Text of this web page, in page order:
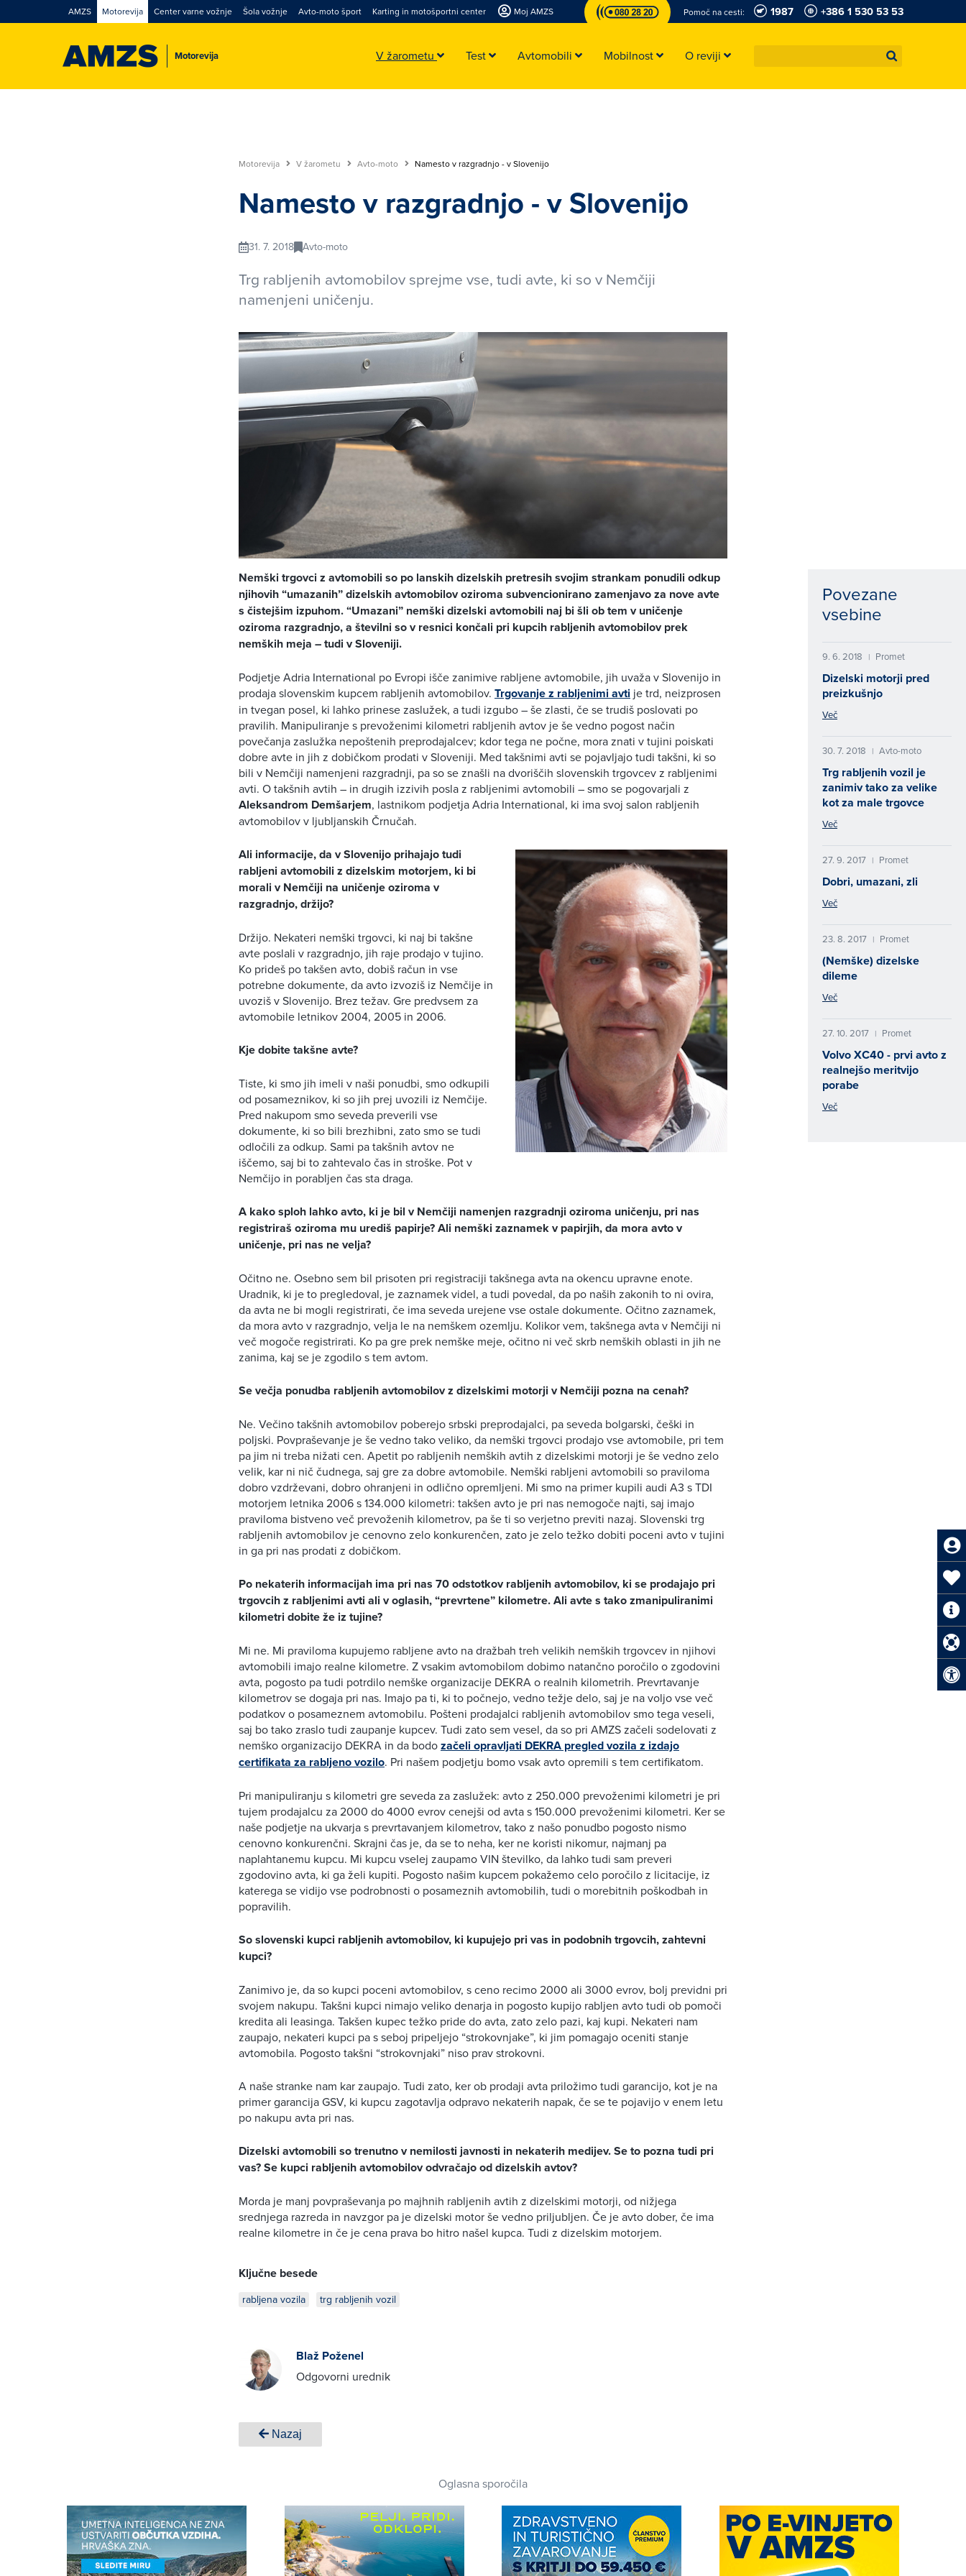
Motorevija
AMZS Motorevija Center varne vožnje Šola vožnje Avto-moto šport Karting in motošportni center Moj AMZS Pomoč na cesti: 1987 +386 1 530 53 53
V žarometu Test Avtomobili Mobilnost O reviji
Motorevija V žarometu Avto-moto Namesto v razgradnjo - v Slovenijo
Namesto v razgradnjo - v Slovenijo
31. 7. 2018 Avto-moto
Trg rabljenih avtomobilov sprejme vse, tudi avte, ki so v Nemčiji
namenjeni uničenju.
Nemški trgovci z avtomobili so po lanskih dizelskih pretresih svojim strankam ponudili odkup
njihovih “umazanih” dizelskih avtomobilov oziroma subvencionirano zamenjavo za nove avte
s čistejšim izpuhom. “Umazani” nemški dizelski avtomobili naj bi šli ob tem v uničenje
oziroma razgradnjo, a številni so v resnici končali pri kupcih rabljenih avtomobilov prek
nemških meja – tudi v Sloveniji.
Podjetje Adria International po Evropi išče zanimive rabljene avtomobile, jih uvaža v Slovenijo in
prodaja slovenskim kupcem rabljenih avtomobilov. Trgovanje z rabljenimi avti je trd, neizprosen
in tvegan posel, ki lahko prinese zaslužek, a tudi izgubo – še zlasti, če se trudiš poslovati po
pravilih. Manipuliranje s prevoženimi kilometri rabljenih avtov je še vedno pogost način
povečanja zaslužka nepoštenih preprodajalcev; kdor tega ne počne, mora znati v tujini poiskati
dobre avte in jih z dobičkom prodati v Sloveniji. Med takšnimi avti se pojavljajo tudi takšni, ki so
bili v Nemčiji namenjeni razgradnji, pa so se znašli na dvoriščih slovenskih trgovcev z rabljenimi
avti. O takšnih avtih – in drugih izzivih posla z rabljenimi avtomobili – smo se pogovarjali z
Aleksandrom Demšarjem, lastnikom podjetja Adria International, ki ima svoj salon rabljenih
avtomobilov v ljubljanskih Črnučah.
Ali informacije, da v Slovenijo prihajajo tudi
rabljeni avtomobili z dizelskim motorjem, ki bi
morali v Nemčiji na uničenje oziroma v
razgradnjo, držijo?
Držijo. Nekateri nemški trgovci, ki naj bi takšne
avte poslali v razgradnjo, jih raje prodajo v tujino.
Ko prideš po takšen avto, dobiš račun in vse
potrebne dokumente, da avto izvoziš iz Nemčije in
uvoziš v Slovenijo. Brez težav. Gre predvsem za
avtomobile letnikov 2004, 2005 in 2006.
Kje dobite takšne avte?
Tiste, ki smo jih imeli v naši ponudbi, smo odkupili
od posameznikov, ki so jih prej uvozili iz Nemčije.
Pred nakupom smo seveda preverili vse
dokumente, ki so bili brezhibni, zato smo se tudi
odločili za odkup. Sami pa takšnih avtov ne
iščemo, saj bi to zahtevalo čas in stroške. Pot v
Nemčijo in porabljen čas sta draga.
A kako sploh lahko avto, ki je bil v Nemčiji namenjen razgradnji oziroma uničenju, pri nas
registriraš oziroma mu urediš papirje? Ali nemški zaznamek v papirjih, da mora avto v
uničenje, pri nas ne velja?
Očitno ne. Osebno sem bil prisoten pri registraciji takšnega avta na okencu upravne enote.
Uradnik, ki je to pregledoval, je zaznamek videl, a tudi povedal, da po naših zakonih to ni ovira,
da avta ne bi mogli registrirati, če ima seveda urejene vse ostale dokumente. Očitno zaznamek,
da mora avto v razgradnjo, velja le na nemškem ozemlju. Kolikor vem, takšnega avta v Nemčiji ni
več mogoče registrirati. Ko pa gre prek nemške meje, očitno ni več skrb nemških oblasti in jih ne
zanima, kaj se je zgodilo s tem avtom.
Se večja ponudba rabljenih avtomobilov z dizelskimi motorji v Nemčiji pozna na cenah?
Ne. Večino takšnih avtomobilov poberejo srbski preprodajalci, pa seveda bolgarski, češki in
poljski. Povpraševanje je še vedno tako veliko, da nemški trgovci prodajo vse avtomobile, pri tem
pa jim ni treba nižati cen. Apetit po rabljenih nemških avtih z dizelskimi motorji je še vedno zelo
velik, kar ni nič čudnega, saj gre za dobre avtomobile. Nemški rabljeni avtomobili so praviloma
dobro vzdrževani, dobro ohranjeni in odlično opremljeni. Mi smo na primer kupili audi A3 s TDI
motorjem letnika 2006 s 134.000 kilometri: takšen avto je pri nas nemogoče najti, saj imajo
praviloma bistveno več prevoženih kilometrov, pa še ti so verjetno previti nazaj. Slovenski trg
rabljenih avtomobilov je cenovno zelo konkurenčen, zato je zelo težko dobiti poceni avto v tujini
in ga pri nas prodati z dobičkom.
Po nekaterih informacijah ima pri nas 70 odstotkov rabljenih avtomobilov, ki se prodajajo pri
trgovcih z rabljenimi avti ali v oglasih, “prevrtene” kilometre. Ali avte s tako zmanipuliranimi
kilometri dobite že iz tujine?
Mi ne. Mi praviloma kupujemo rabljene avto na dražbah treh velikih nemških trgovcev in njihovi
avtomobili imajo realne kilometre. Z vsakim avtomobilom dobimo natančno poročilo o zgodovini
avta, pogosto pa tudi potrdilo nemške organizacije DEKRA o realnih kilometrih. Prevrtavanje
kilometrov se dogaja pri nas. Imajo pa ti, ki to počnejo, vedno težje delo, saj je na voljo vse več
podatkov o posameznem avtomobilu. Pošteni prodajalci rabljenih avtomobilov smo tega veseli,
saj bo tako zraslo tudi zaupanje kupcev. Tudi zato sem vesel, da so pri AMZS začeli sodelovati z
nemško organizacijo DEKRA in da bodozačeli opravljati DEKRA pregled vozila z izdajo
certifikata za rabljeno vozilo. Pri našem podjetju bomo vsak avto opremili s tem certifikatom.
Pri manipuliranju s kilometri gre seveda za zaslužek: avto z 250.000 prevoženimi kilometri je pri
tujem prodajalcu za 2000 do 4000 evrov cenejši od avta s 150.000 prevoženimi kilometri. Ker se
naše podjetje na ukvarja s prevrtavanjem kilometrov, tako z našo ponudbo pogosto nismo
cenovno konkurenčni. Skrajni čas je, da se to neha, ker ne koristi nikomur, najmanj pa
naplahtanemu kupcu. Mi kupcu vselej zaupamo VIN številko, da lahko tudi sam preveri
zgodovino avta, ki ga želi kupiti. Pogosto našim kupcem pokažemo celo poročilo z licitacije, iz
katerega se vidijo vse podrobnosti o posameznih avtomobilih, tudi o morebitnih poškodbah in
popravilih.
So slovenski kupci rabljenih avtomobilov, ki kupujejo pri vas in podobnih trgovcih, zahtevni
kupci?
Zanimivo je, da so kupci poceni avtomobilov, s ceno recimo 2000 ali 3000 evrov, bolj previdni pri
svojem nakupu. Takšni kupci nimajo veliko denarja in pogosto kupijo rabljen avto tudi ob pomoči
kredita ali leasinga. Takšen kupec težko pride do avta, zato zelo pazi, kaj kupi. Nekateri nam
zaupajo, nekateri kupci pa s seboj pripeljejo “strokovnjake”, ki jim pomagajo oceniti stanje
avtomobila. Pogosto takšni “strokovnjaki” niso prav strokovni.
A naše stranke nam kar zaupajo. Tudi zato, ker ob prodaji avta priložimo tudi garancijo, kot je na
primer garancija GSV, ki kupcu zagotavlja odpravo nekaterih napak, če se te pojavijo v enem letu
po nakupu avta pri nas.
Dizelski avtomobili so trenutno v nemilosti javnosti in nekaterih medijev. Se to pozna tudi pri
vas? Se kupci rabljenih avtomobilov odvračajo od dizelskih avtov?
Morda je manj povpraševanja po majhnih rabljenih avtih z dizelskimi motorji, od nižjega
srednjega razreda in navzgor pa je dizelski motor še vedno priljubljen. Če je avto dober, če ima
realne kilometre in če je cena prava bo hitro našel kupca. Tudi z dizelskim motorjem.
Ključne besede
rabljena vozila trg rabljenih vozil
Blaž Poženel
Odgovorni urednik
Nazaj
Povezane
vsebine
9. 6. 2018 | Promet
Dizelski motorji pred
preizkušnjo
Več
30. 7. 2018 | Avto-moto
Trg rabljenih vozil je
zanimiv tako za velike
kot za male trgovce
Več
27. 9. 2017 | Promet
Dobri, umazani, zli
Več
23. 8. 2017 | Promet
(Nemške) dizelske
dileme
Več
27. 10. 2017 | Promet
Volvo XC40 - prvi avto z
realnejšo meritvijo
porabe
Več
Oglasna sporočila